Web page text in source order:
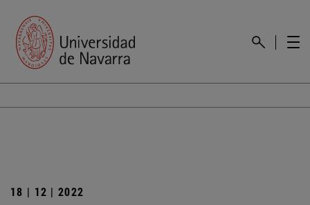
18 | 12 | 2022